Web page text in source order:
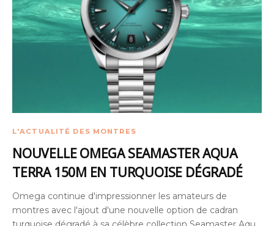
L'ACTUALITÉ DES MONTRES
NOUVELLE OMEGA SEAMASTER AQUA
TERRA 150M EN TURQUOISE DÉGRADÉ
Omega continue d'impressionner les amateurs de
montres avec l'ajout d'une nouvelle option de cadran